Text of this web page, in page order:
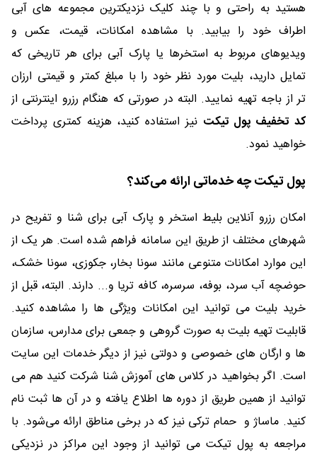
هستید به راحتی و با چند کلیک نزدیکترین مجموعه های آبی
اطراف خود را بیابید. با مشاهده امکانات، قیمت، عکس و
ویدیوهای مربوط به استخرها یا پارک آبی برای هر تاریخی که
تمایل دارید، بلیت مورد نظر خود را با مبلغ کمتر و قیمتی ارزان
تر از باجه تهیه نمایید. البته در صورتی که هنگام رزرو اینترنتی از
کد تخفیف پول تیکت نیز استفاده کنید، هزینه کمتری پرداخت
خواهید نمود.
پول تیکت چه خدماتی ارائه می‌کند؟
امکان رزرو آنلاین بلیط استخر و پارک آبی برای شنا و تفریح در
شهرهای مختلف از طریق این سامانه فراهم شده است. هر یک از
این موارد امکانات متنوعی مانند سونا بخار، جکوزی، سونا خشک،
حوضچه آب سرد، بوفه، سرسره، کافه تریا و... دارند. البته، قبل از
خرید بلیت می توانید این امکانات ویژگی ها را مشاهده کنید.
قابلیت تهیه بلیت به صورت گروهی و جمعی برای مدارس، سازمان
ها و ارگان های خصوصی و دولتی نیز از دیگر خدمات این سایت
است. اگر بخواهید در کلاس های آموزش شنا شرکت کنید هم می
توانید از همین طریق از دوره ها اطلاع یافته و در آن ها ثبت نام
کنید. ماساژ و حمام ترکی نیز که در برخی مناطق ارائه می‌شود. با
مراجعه به پول تیکت می توانید از وجود این مراکز در نزدیکی